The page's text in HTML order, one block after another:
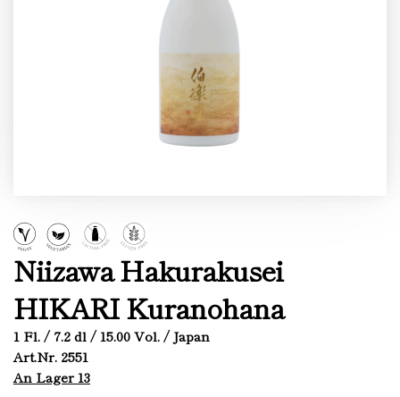
Niizawa Hakurakusei
HIKARI Kuranohana
1 Fl. / 7.2 dl / 15.00 Vol. / Japan
Art.Nr. 2551
An Lager 13